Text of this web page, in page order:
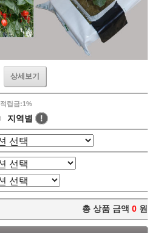
상세보기
적립금:1%
지역별 !
총 상품 금액 0 원